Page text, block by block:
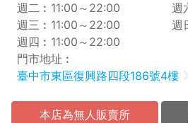
週二︰11:00～22:00
週
週三︰11:00～22:00
週
週四︰11:00～22:00
門市地址︰
臺中市東區復興路四段186號4樓
本店為無人販賣所